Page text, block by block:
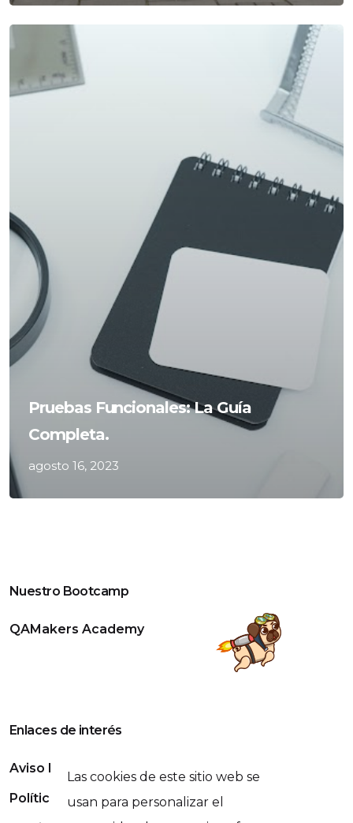
Las cookies de este sitio web se
usan para personalizar el
Pruebas Funcionales: La Guía
Completa.
agosto 16, 2023
Nuestro Bootcamp
QAMakers Academy
Enlaces de interés
Aviso Legal
Política de Privacidad